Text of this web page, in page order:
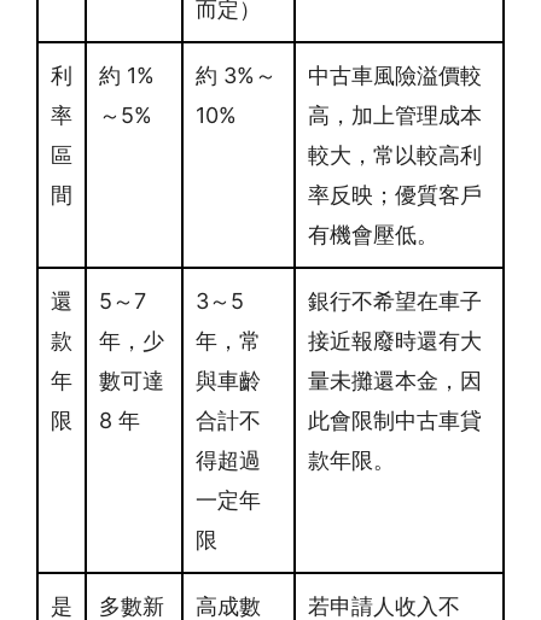
而定）
利
率
區
間
約 1%
～5%
約 3%～
10%
中古車風險溢價較
高，加上管理成本
較大，常以較高利
率反映；優質客戶
有機會壓低。
還
款
年
限
5～7
年，少
數可達
8 年
3～5
年，常
與車齡
合計不
得超過
一定年
限
銀行不希望在車子
接近報廢時還有大
量未攤還本金，因
此會限制中古車貸
款年限。
是
多數新
高成數
若申請人收入不